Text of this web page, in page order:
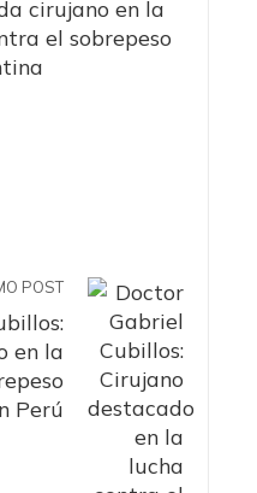
cirujano en la
el sobrepeso
POST
en la
Perú